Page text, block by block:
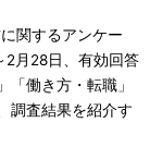
関するアンケー
2月28日、有効回答
働き方・転職」
調査結果を紹介す